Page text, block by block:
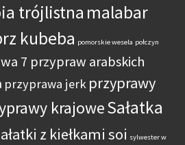
trójlistna malabar
kubeba pomorskie wesela połczyn
7 przypraw arabskich
przyprawa jerk przyprawy
krajoweSałatka
z kiełkami soi sylwester w